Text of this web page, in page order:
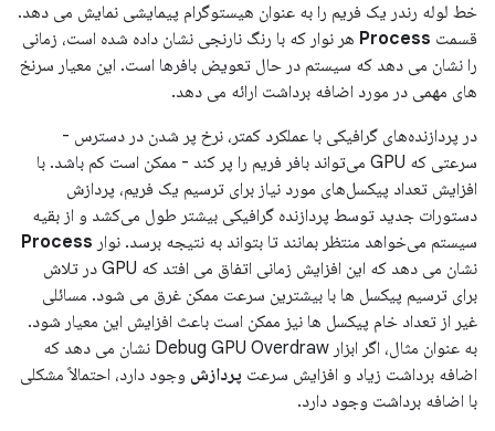
خط لوله رندر یک فریم را به عنوان هیستوگرام پیمایشی نمایش می دهد.
قسمت Process هر نوار که با رنگ نارنجی نشان داده شده است، زمانی
را نشان می دهد که سیستم در حال تعویض بافرها است. این معیار سرنخ
های مهمی در مورد اضافه برداشت ارائه می دهد.
در پردازنده‌های گرافیکی با عملکرد کمتر، نرخ پر شدن در دسترس -
سرعتی که GPU می‌تواند بافر فریم را پر کند - ممکن است کم باشد. با
افزایش تعداد پیکسل‌های مورد نیاز برای ترسیم یک فریم، پردازش
دستورات جدید توسط پردازنده گرافیکی بیشتر طول می‌کشد و از بقیه
سیستم می‌خواهد منتظر بمانند تا بتواند به نتیجه برسد. نوار Process
نشان می دهد که این افزایش زمانی اتفاق می افتد که GPU در تلاش
برای ترسیم پیکسل ها با بیشترین سرعت ممکن غرق می شود. مسائلی
غیر از تعداد خام پیکسل ها نیز ممکن است باعث افزایش این معیار شود.
به عنوان مثال، اگر ابزار Debug GPU Overdraw نشان می دهد که
اضافه برداشت زیاد و افزایش سرعت پردازش وجود دارد، احتمالاً مشکلی
با اضافه برداشت وجود دارد.